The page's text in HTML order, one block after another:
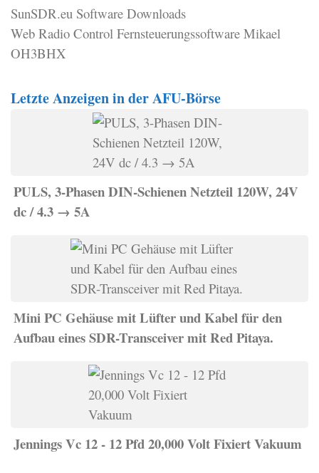
SunSDR.eu Software Downloads
Web Radio Control Fernsteuerungssoftware Mikael
OH3BHX
Letzte Anzeigen in der AFU-Börse
PULS, 3-Phasen DIN-Schienen Netzteil 120W, 24V
dc / 4.3 → 5A
Mini PC Gehäuse mit Lüfter und Kabel für den
Aufbau eines SDR-Transceiver mit Red Pitaya.
Jennings Vc 12 - 12 Pfd 20,000 Volt Fixiert Vakuum